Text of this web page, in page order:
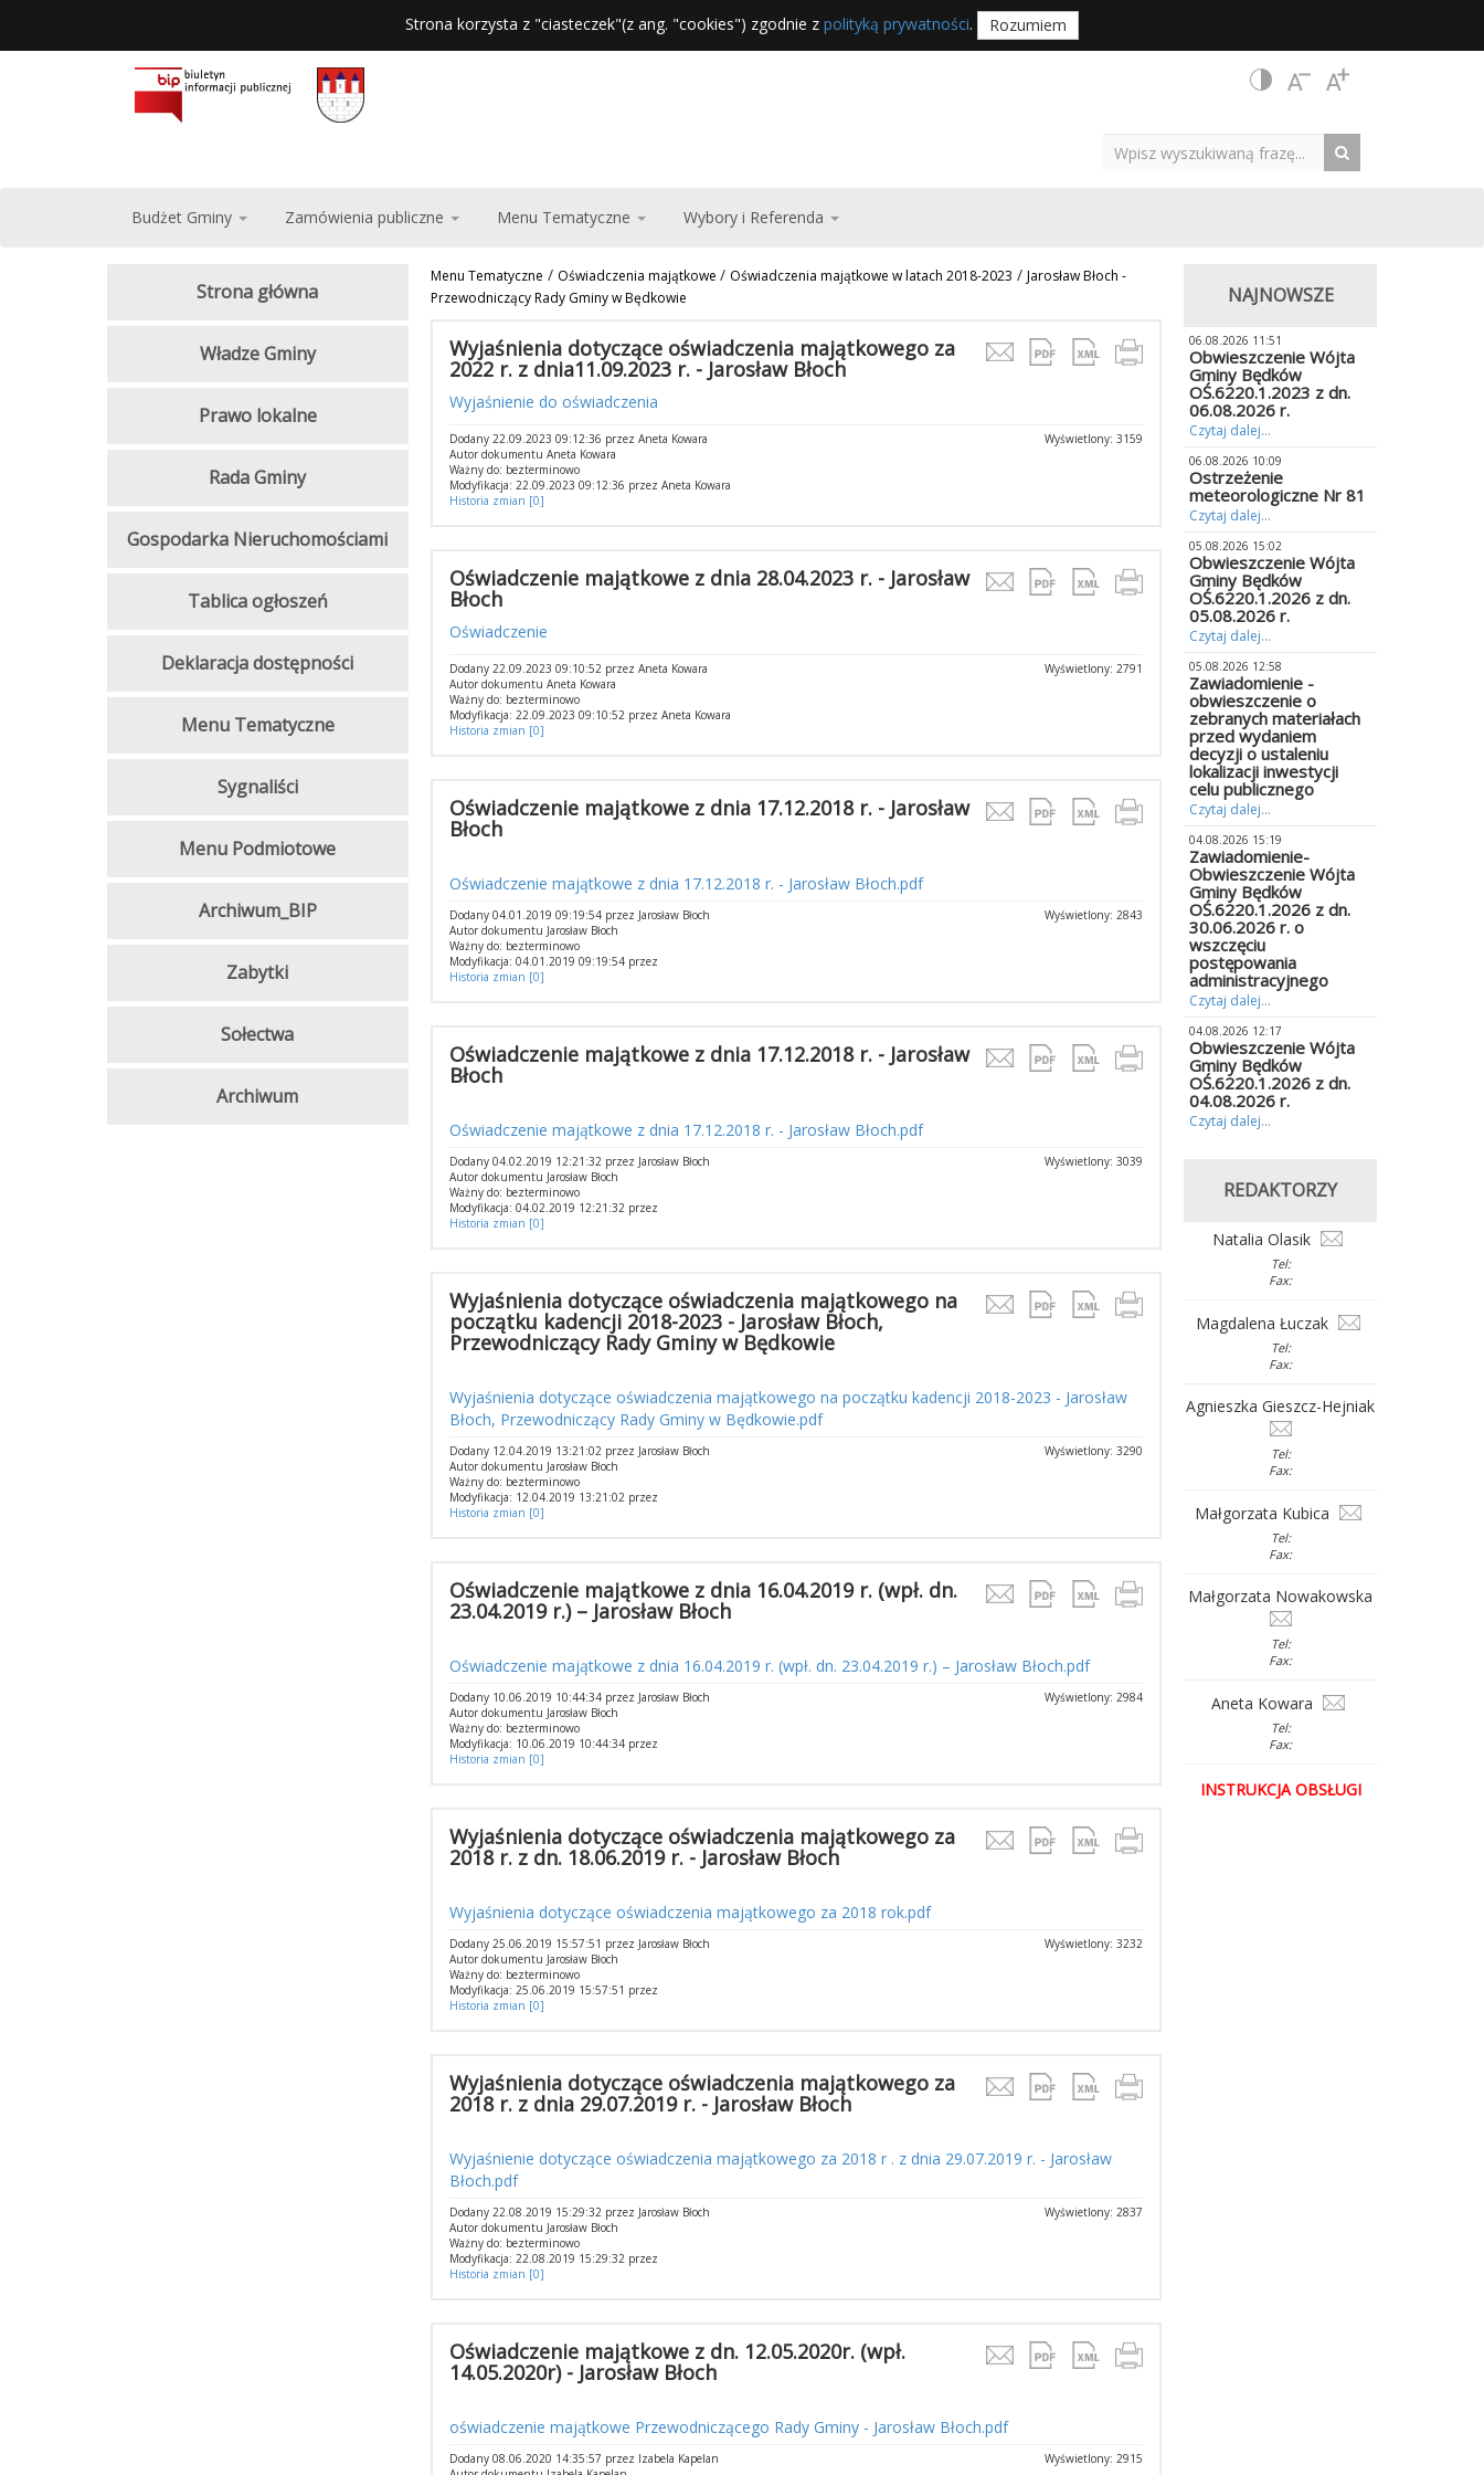
Strona korzysta z "ciasteczek"(z ang. "cookies") zgodnie z polityką prywatności. Rozumiem
Budżet Gminy Zamówienia publiczne Menu Tematyczne Wybory i Referenda
Menu Tematyczne / Oświadczenia majątkowe / Oświadczenia majątkowe w latach 2018-2023 / Jarosław Błoch -
Przewodniczący Rady Gminy w Będkowie
Wyjaśnienia dotyczące oświadczenia majątkowego za
2022 r. z dnia11.09.2023 r. - Jarosław Błoch
Wyjaśnienie do oświadczenia
Wyświetlony: 3159
Dodany 22.09.2023 09:12:36 przez Aneta Kowara
Autor dokumentu Aneta Kowara
Ważny do: bezterminowo
Modyfikacja: 22.09.2023 09:12:36 przez Aneta Kowara
Historia zmian [0]
Oświadczenie majątkowe z dnia 28.04.2023 r. - Jarosław
Błoch
Oświadczenie
Wyświetlony: 2791
Dodany 22.09.2023 09:10:52 przez Aneta Kowara
Autor dokumentu Aneta Kowara
Ważny do: bezterminowo
Modyfikacja: 22.09.2023 09:10:52 przez Aneta Kowara
Historia zmian [0]
Oświadczenie majątkowe z dnia 17.12.2018 r. - Jarosław
Błoch
Oświadczenie majątkowe z dnia 17.12.2018 r. - Jarosław Błoch.pdf
Wyświetlony: 2843
Dodany 04.01.2019 09:19:54 przez Jarosław Błoch
Autor dokumentu Jarosław Błoch
Ważny do: bezterminowo
Modyfikacja: 04.01.2019 09:19:54 przez
Historia zmian [0]
Oświadczenie majątkowe z dnia 17.12.2018 r. - Jarosław
Błoch
Oświadczenie majątkowe z dnia 17.12.2018 r. - Jarosław Błoch.pdf
Wyświetlony: 3039
Dodany 04.02.2019 12:21:32 przez Jarosław Błoch
Autor dokumentu Jarosław Błoch
Ważny do: bezterminowo
Modyfikacja: 04.02.2019 12:21:32 przez
Historia zmian [0]
Wyjaśnienia dotyczące oświadczenia majątkowego na
początku kadencji 2018-2023 - Jarosław Błoch,
Przewodniczący Rady Gminy w Będkowie
Wyjaśnienia dotyczące oświadczenia majątkowego na początku kadencji 2018-2023 - Jarosław
Błoch, Przewodniczący Rady Gminy w Będkowie.pdf
Wyświetlony: 3290
Dodany 12.04.2019 13:21:02 przez Jarosław Błoch
Autor dokumentu Jarosław Błoch
Ważny do: bezterminowo
Modyfikacja: 12.04.2019 13:21:02 przez
Historia zmian [0]
Oświadczenie majątkowe z dnia 16.04.2019 r. (wpł. dn.
23.04.2019 r.) – Jarosław Błoch
Oświadczenie majątkowe z dnia 16.04.2019 r. (wpł. dn. 23.04.2019 r.) – Jarosław Błoch.pdf
Wyświetlony: 2984
Dodany 10.06.2019 10:44:34 przez Jarosław Błoch
Autor dokumentu Jarosław Błoch
Ważny do: bezterminowo
Modyfikacja: 10.06.2019 10:44:34 przez
Historia zmian [0]
Wyjaśnienia dotyczące oświadczenia majątkowego za
2018 r. z dn. 18.06.2019 r. - Jarosław Błoch
Wyjaśnienia dotyczące oświadczenia majątkowego za 2018 rok.pdf
Wyświetlony: 3232
Dodany 25.06.2019 15:57:51 przez Jarosław Błoch
Autor dokumentu Jarosław Błoch
Ważny do: bezterminowo
Modyfikacja: 25.06.2019 15:57:51 przez
Historia zmian [0]
Wyjaśnienia dotyczące oświadczenia majątkowego za
2018 r. z dnia 29.07.2019 r. - Jarosław Błoch
Wyjaśnienie dotyczące oświadczenia majątkowego za 2018 r . z dnia 29.07.2019 r. - Jarosław
Błoch.pdf
Wyświetlony: 2837
Dodany 22.08.2019 15:29:32 przez Jarosław Błoch
Autor dokumentu Jarosław Błoch
Ważny do: bezterminowo
Modyfikacja: 22.08.2019 15:29:32 przez
Historia zmian [0]
Oświadczenie majątkowe z dn. 12.05.2020r. (wpł.
14.05.2020r) - Jarosław Błoch
oświadczenie majątkowe Przewodniczącego Rady Gminy - Jarosław Błoch.pdf
Wyświetlony: 2915
Dodany 08.06.2020 14:35:57 przez Izabela Kapelan
Strona główna
Władze Gminy
Prawo lokalne
Rada Gminy
Gospodarka Nieruchomościami
Tablica ogłoszeń
Deklaracja dostępności
Menu Tematyczne
Sygnaliści
Menu Podmiotowe
Archiwum_BIP
Zabytki
Sołectwa
Archiwum
NAJNOWSZE
06.08.2026 11:51
Obwieszczenie Wójta
Gminy Będków
OŚ.6220.1.2023 z dn.
06.08.2026 r.
Czytaj dalej...
06.08.2026 10:09
Ostrzeżenie
meteorologiczne Nr 81
Czytaj dalej...
05.08.2026 15:02
Obwieszczenie Wójta
Gminy Będków
OŚ.6220.1.2026 z dn.
05.08.2026 r.
Czytaj dalej...
05.08.2026 12:58
Zawiadomienie -
obwieszczenie o
zebranych materiałach
przed wydaniem
decyzji o ustaleniu
lokalizacji inwestycji
celu publicznego
Czytaj dalej...
04.08.2026 15:19
Zawiadomienie-
Obwieszczenie Wójta
Gminy Będków
OŚ.6220.1.2026 z dn.
30.06.2026 r. o
wszczęciu
postępowania
administracyjnego
Czytaj dalej...
04.08.2026 12:17
Obwieszczenie Wójta
Gminy Będków
OŚ.6220.1.2026 z dn.
04.08.2026 r.
Czytaj dalej...
REDAKTORZY
Natalia Olasik
Tel:
Fax:
Magdalena Łuczak
Tel:
Fax:
Agnieszka Gieszcz-Hejniak
Tel:
Fax:
Małgorzata Kubica
Tel:
Fax:
Małgorzata Nowakowska
Tel:
Fax:
Aneta Kowara
Tel:
Fax:
INSTRUKCJA OBSŁUGI